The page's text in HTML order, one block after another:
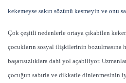
kekemeyse sakın sözünü kesmeyin ve onu
Çok çeşitli nedenlerle ortaya çıkabilen
çocukların sosyal ilişkilerinin bozulmasına
başarısızlıklara dahi yol açabiliyor.
çocuğun sabırla ve dikkatle dinlenmesinin